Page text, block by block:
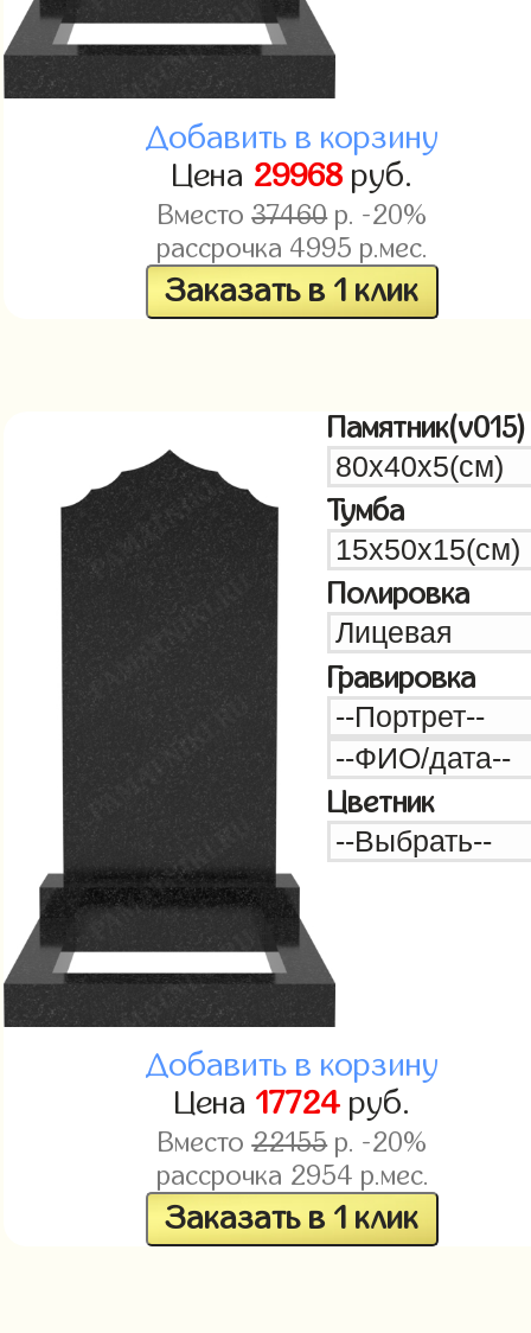
Добавить в корзину
Цена 29968 руб.
Вместо37460р. -20%
рассрочка 4995 р.мес.
Заказать в 1 клик
Памятник(v015)
Тумба
Полировка
Гравировка
Цветник
Добавить в корзину
Цена 17724 руб.
Вместо22155р. -20%
рассрочка 2954 р.мес.
Заказать в 1 клик